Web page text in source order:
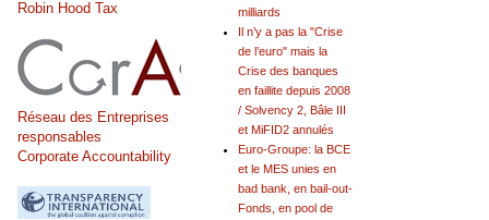
milliards
Il n’y a pas la "Crise
de l’euro" mais la
Crise des banques
en faillite depuis 2008
/ Solvency 2, Bâle III
et MiFID2 annulés
Euro-Groupe: la BCE
et le MES unies en
bad bank, en bail-out-
Fonds, en pool de
Robin Hood Tax
Réseau des Entreprises
responsables
Corporate Accountability